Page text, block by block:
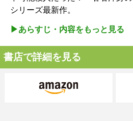
シリーズ最新作。
▶︎あらすじ・内容をもっと見る
書店で詳細を見る